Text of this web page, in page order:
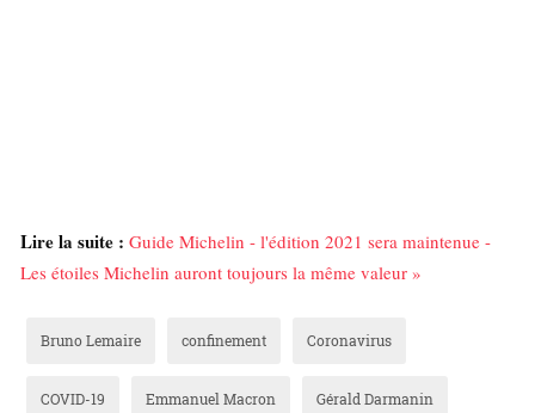
Lire la suite : Guide Michelin - l'édition 2021 sera maintenue -
Les étoiles Michelin auront toujours la même valeur »
Bruno Lemaire confinement Coronavirus
COVID-19 Emmanuel Macron Gérald Darmanin